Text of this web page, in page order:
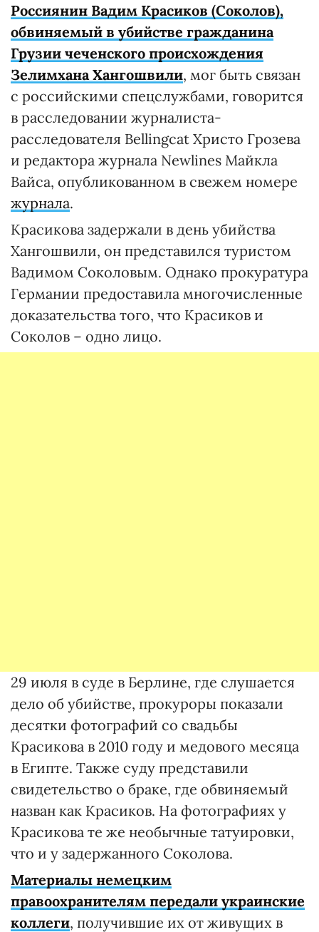
Россиянин Вадим Красиков (Соколов),
обвиняемый в убийстве гражданина
Грузии чеченского происхождения
Зелимхана Хангошвили, мог быть связан
с российскими спецслужбами, говорится
в расследовании журналиста-
расследователя Bellingcat Христо Грозева
и редактора журнала Newlines Майкла
Вайса, опубликованном в свежем номере
журнала.
Красикова задержали в день убийства
Хангошвили, он представился туристом
Вадимом Соколовым. Однако прокуратура
Германии предоставила многочисленные
доказательства того, что Красиков и
Соколов – одно лицо.
29 июля в суде в Берлине, где слушается
дело об убийстве, прокуроры показали
десятки фотографий со свадьбы
Красикова в 2010 году и медового месяца
в Египте. Также суду представили
свидетельство о браке, где обвиняемый
назван как Красиков. На фотографиях у
Красикова те же необычные татуировки,
что и у задержанного Соколова.
Материалы немецким
правоохранителям передали украинские
коллеги, получившие их от живущих в